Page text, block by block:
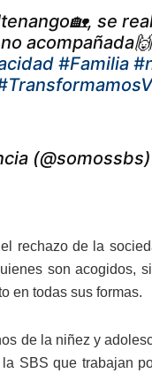
se
#Familia
(@somossbs)
rechazo de la
son acogidos,
en todas sus formas.
de la niñez y
SBS que trabajan